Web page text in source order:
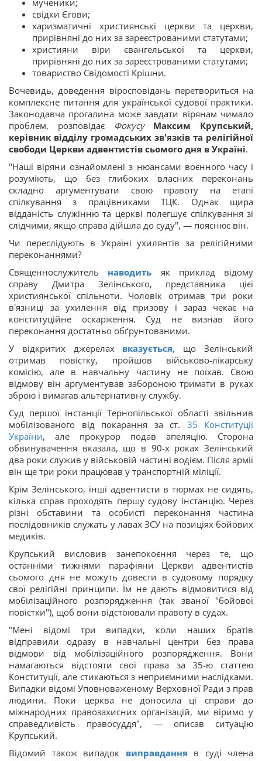
свідки Єгови;
харизматичні християнські церкви та церкви,
прирівняні до них за зареєстрованими статутами;
християни віри євангельської та церкви,
прирівняні до них за зареєстрованими статутами;
товариство Свідомості Крішни.
Вочевидь, доведення віросповідань перетвориться на
комплексне питання для української судової практики.
Законодавча прогалина може завдати вірянам чимало
проблем, розповідає
Фокусу Максим Крупський,
керівник відділу громадських зв'язків та релігійної
свободи Церкви адвентистів сьомого дня в Україні.
"Наші віряни ознайомлені з нюансами воєнного часу і
розуміють, що без глибоких власних переконань
складно аргументувати свою правоту на етапі
спілкування з працівниками ТЦК. Однак щира
відданість служінню та церкві полегшує спілкування зі
слідчими, якщо справа дійшла до суду", — пояснює він.
Чи переслідують в Україні ухилянтів за релігійними
переконаннями?
Священнослужитель наводить як приклад відому
справу Дмитра Зелінського, представника цієї
християнської спільноти. Чоловік отримав три роки
в'язниці за ухилення від призову і зараз чекає на
конституційне оскарження. Суд не визнав його
переконання достатньо обґрунтованими.
У відкритих джерелах вказується, що Зелінський
отримав повістку, пройшов військово-лікарську
комісію, але в навчальну частину не поїхав. Свою
відмову він аргументував забороною тримати в руках
зброю і вимагав альтернативну службу.
Суд першої інстанції Тернопільської області звільнив
мобілізованого від покарання за ст. 35 Конституції
України, але прокурор подав апеляцію. Сторона
обвинувачення вказала, що в 90-х роках Зелінський
два роки служив у військовій частині водієм. Після армії
він ще три роки працював у транспортній міліції.
Крім Зелінського, інші адвентисти в тюрмах не сидять,
кілька справ проходять першу судову інстанцію. Через
різні обставини та особисті переконання частина
послідовників служать у лавах ЗСУ на позиціях бойових
медиків.
Крупський висловив занепокоєння через те, що
останніми тижнями парафіяни Церкви адвентистів
сьомого дня не можуть довести в судовому порядку
свої релігійні принципи. Їм не дають відмовитися від
мобілізаційного розпорядження (так званої "бойової
повістки"), щоб вони відстоювали правоту в судах.
"Мені відомі три випадки, коли наших братів
відправили одразу в навчальні центри без права
відмови від мобілізаційного розпорядження. Вони
намагаються відстояти свої права за 35-ю статтею
Конституції, але стикаються з неприємними наслідками.
Випадки відомі Уповноваженому Верховної Ради з прав
людини. Поки церква не доносила ці справи до
міжнародних правозахисних організацій, ми віримо у
справедливість правосуддя", — описав ситуацію
Крупський.
Відомий також випадок виправдання в суді члена